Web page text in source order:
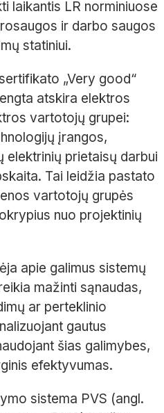
laikantis LR norminiuose
ir darbo saugos
statiniui.
„Very good“
atskira elektros
vartotojų grupei:
įrangos,
elektrinių prietaisų darbui
Tai leidžia pastato
vartotojų grupės
nuo projektinių
apie galimus sistemų
mažinti sąnaudas,
ar perteklinio
gautus
šias galimybes,
efektyvumas.
sistema PVS (angl.